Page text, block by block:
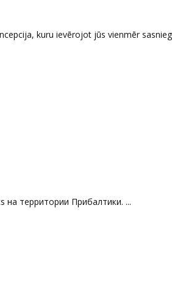
kuru ievērojot jūs vienmēr
территории Прибалтики. ...